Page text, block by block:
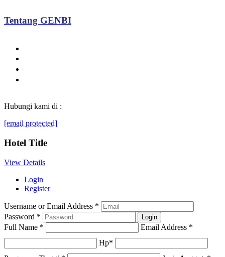
Tentang GENBI
Hubungi kami di :
[email protected]
© Generasibaruindonesia.com 2022. All rights reserved.
Hotel Title
View Details
Login
Register
Username or Email Address *
Password *
Full Name * Email Address *
Hp*